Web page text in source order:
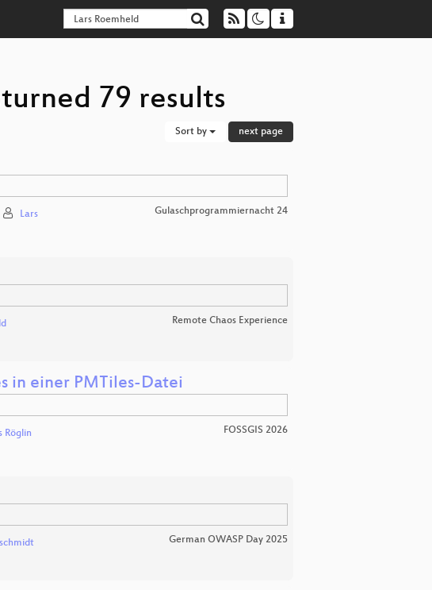
79 results
Sort by next page
Lars Gulaschprogrammiernacht 24
Remote Chaos Experience
in einer PMTiles-Datei
Röglin FOSSGIS 2026
German OWASP Day 2025